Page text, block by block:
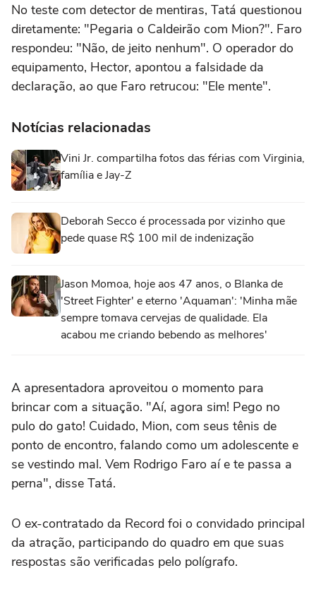
No teste com detector de mentiras, Tatá questionou
diretamente: "Pegaria o Caldeirão com Mion?". Faro
respondeu: "Não, de jeito nenhum". O operador do
equipamento, Hector, apontou a falsidade da
declaração, ao que Faro retrucou: "Ele mente".
Notícias relacionadas
Vini Jr. compartilha fotos das férias com Virginia,
família e Jay-Z
Deborah Secco é processada por vizinho que
pede quase R$ 100 mil de indenização
Jason Momoa, hoje aos 47 anos, o Blanka de
'Street Fighter' e eterno 'Aquaman': 'Minha mãe
sempre tomava cervejas de qualidade. Ela
acabou me criando bebendo as melhores'
A apresentadora aproveitou o momento para
brincar com a situação. "Aí, agora sim! Pego no
pulo do gato! Cuidado, Mion, com seus tênis de
ponto de encontro, falando como um adolescente e
se vestindo mal. Vem Rodrigo Faro aí e te passa a
perna", disse Tatá.
O ex-contratado da Record foi o convidado principal
da atração, participando do quadro em que suas
respostas são verificadas pelo polígrafo.